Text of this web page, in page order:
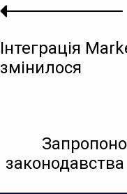
Інтеграція
змінилося